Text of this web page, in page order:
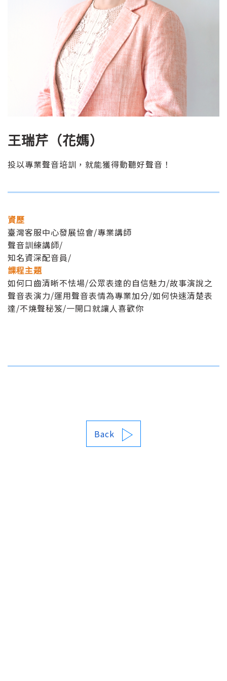
王瑞芹（花媽）
投以專業聲音培訓，就能獲得動聽好聲音！
資歷
臺灣客服中心發展協會/專業講師
聲音訓練講師/
知名資深配音員/
課程主題
如何口齒清晰不怯場/公眾表達的自信魅力/故事演說之
聲音表演力/運用聲音表情為專業加分/如何快速清楚表
達/不燒聲秘笈/一開口就讓人喜歡你
Back